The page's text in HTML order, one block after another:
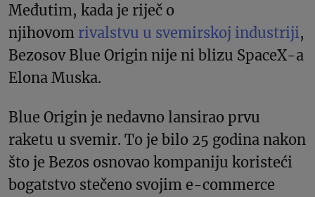
Međutim, kada je riječ o
njihovom rivalstvu u svemirskoj industriji,
Bezosov Blue Origin nije ni blizu SpaceX-a
Elona Muska.
Blue Origin je nedavno lansirao prvu
raketu u svemir. To je bilo 25 godina nakon
što je Bezos osnovao kompaniju koristeći
bogatstvo stečeno svojim e-commerce